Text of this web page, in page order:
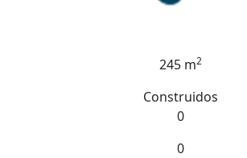
245 m2
Construidos
0
0